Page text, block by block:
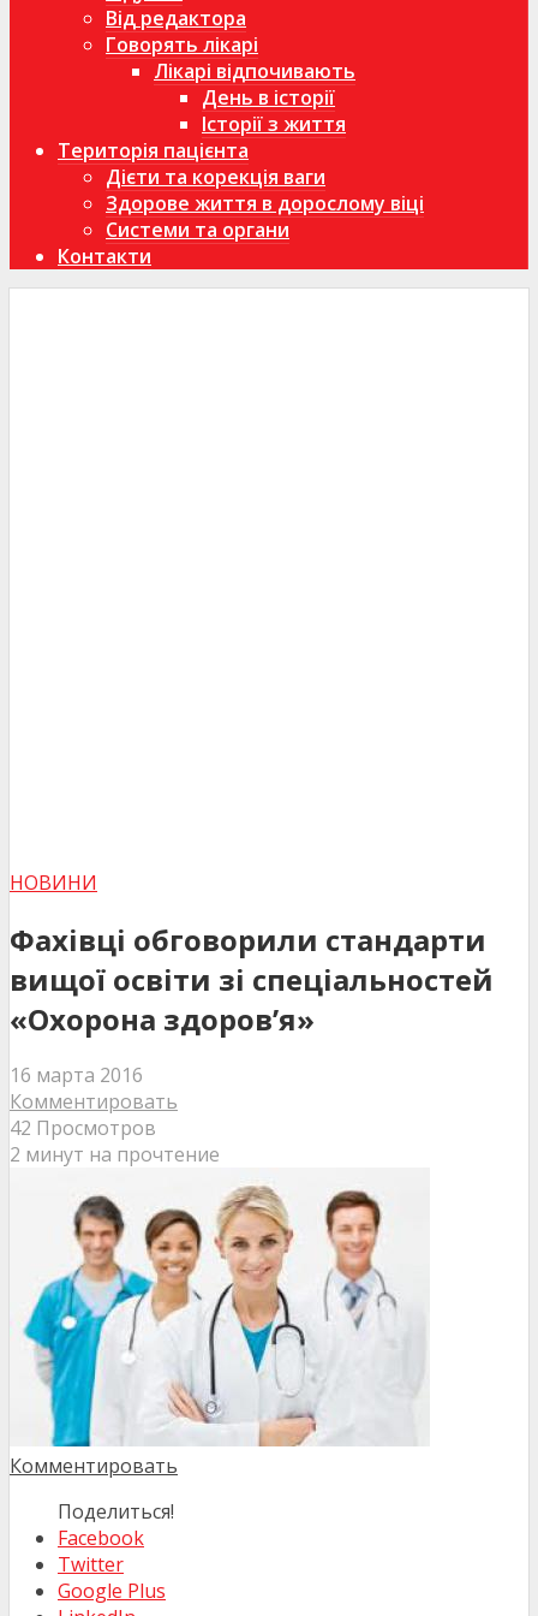
Від редактора
Говорять лікарі
Лікарі відпочивають
День в історії
Історії з життя
Територія пацієнта
Дієти та корекція ваги
Здорове життя в дорослому віці
Системи та органи
Контакти
НОВИНИ
Фахівці обговорили стандарти
вищої освіти зі спеціальностей
«Охорона здоров’я»
16 марта 2016
Комментировать
42 Просмотров
2 минут на прочтение
Комментировать
Поделиться!
Facebook
Twitter
Google Plus